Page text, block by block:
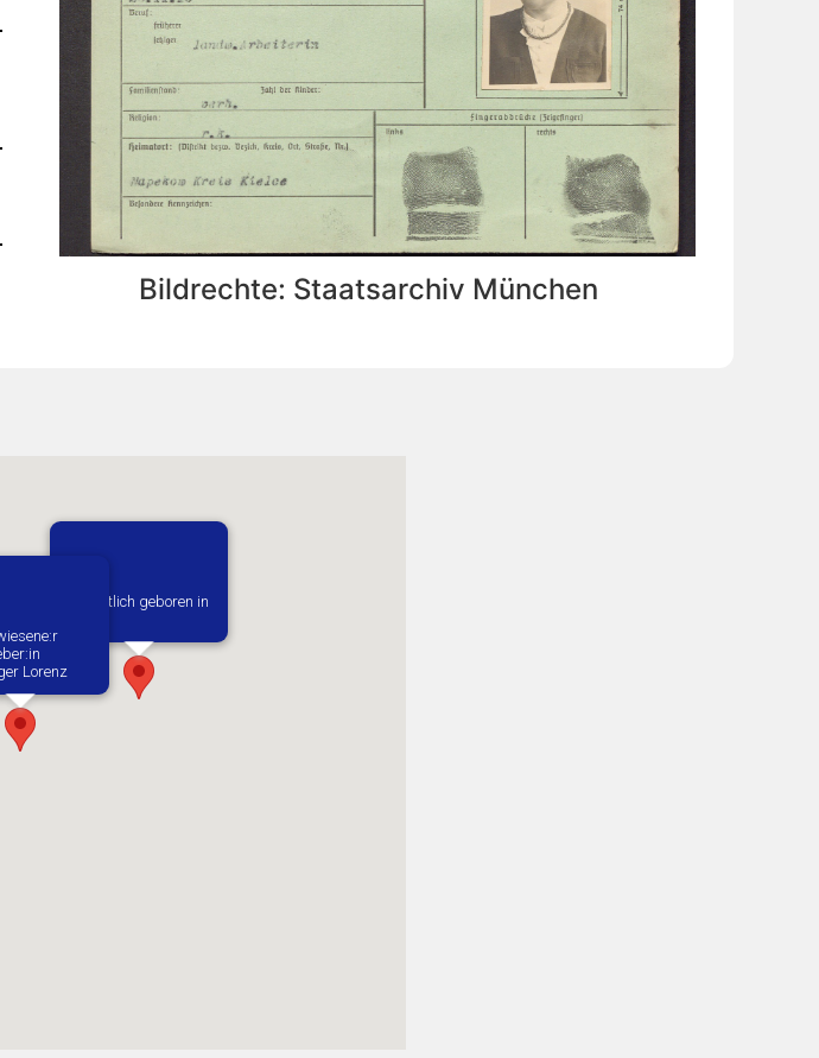
Bildrechte: Staatsarchiv München
Vermutlich geboren in
Lorenz